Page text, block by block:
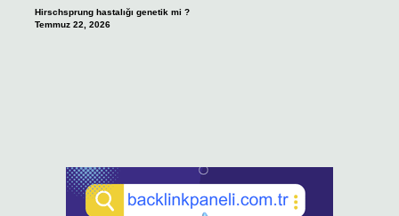
Hirschsprung hastalığı genetik mi ?
Temmuz 22, 2026